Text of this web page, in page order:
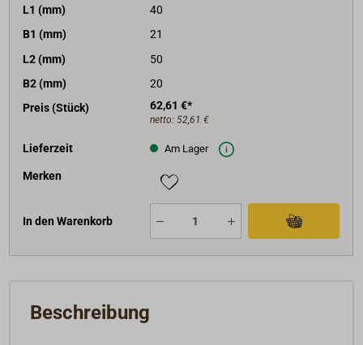
L1 (mm)
40
B1 (mm)
21
L2 (mm)
50
B2 (mm)
20
Preis (Stück)
62,61 €*
netto: 52,61 €
Lieferzeit Am Lager
Merken
In den Warenkorb
Beschreibung